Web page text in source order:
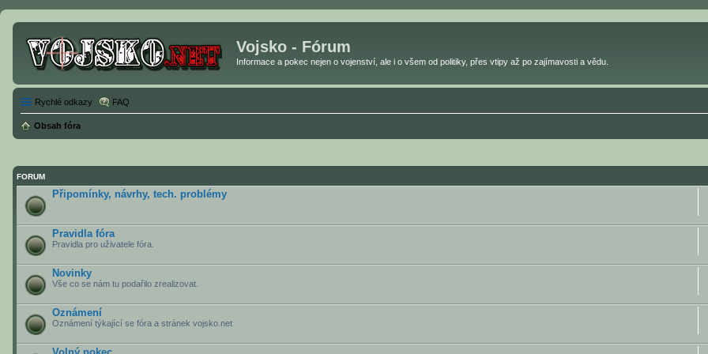
Vojsko - Fórum
Informace a pokec nejen o vojenství, ale i o všem od politiky, přes vtipy až po zajímavosti a vědu.
Rychlé odkazy FAQ
Obsah fóra
FORUM
Připomínky, návrhy, tech. problémy
Pravidla fóra
Pravidla pro uživatele fóra.
Novinky
Vše co se nám tu podařilo zrealizovat.
Oznámení
Oznámení týkající se fóra a stránek vojsko.net